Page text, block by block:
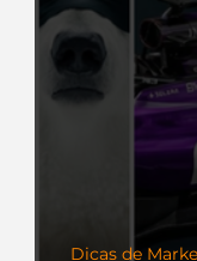
Dicas de